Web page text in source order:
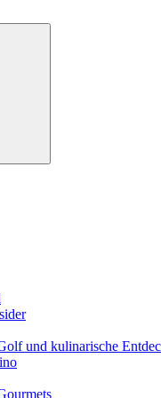
und kulinarische